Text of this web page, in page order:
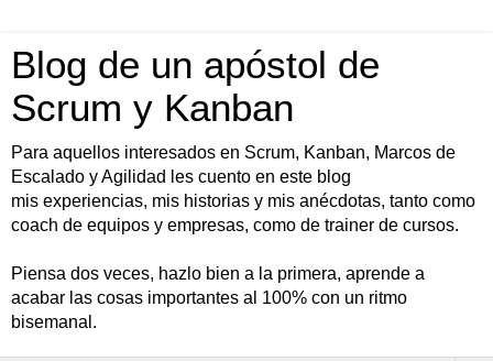
Blog de un apóstol de
Scrum y Kanban
Para aquellos interesados en Scrum, Kanban, Marcos de
Escalado y Agilidad les cuento en este blog
mis experiencias, mis historias y mis anécdotas, tanto como
coach de equipos y empresas, como de trainer de cursos.
Piensa dos veces, hazlo bien a la primera, aprende a
acabar las cosas importantes al 100% con un ritmo
bisemanal.